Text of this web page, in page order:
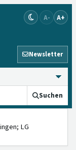
A- A+
Newsletter
Suchen
LG